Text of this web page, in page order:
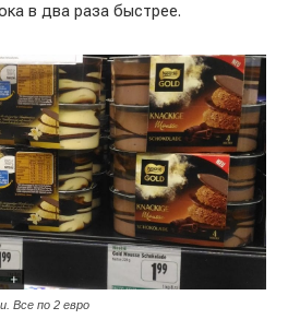
в два раза быстрее.
Все по 2 евро